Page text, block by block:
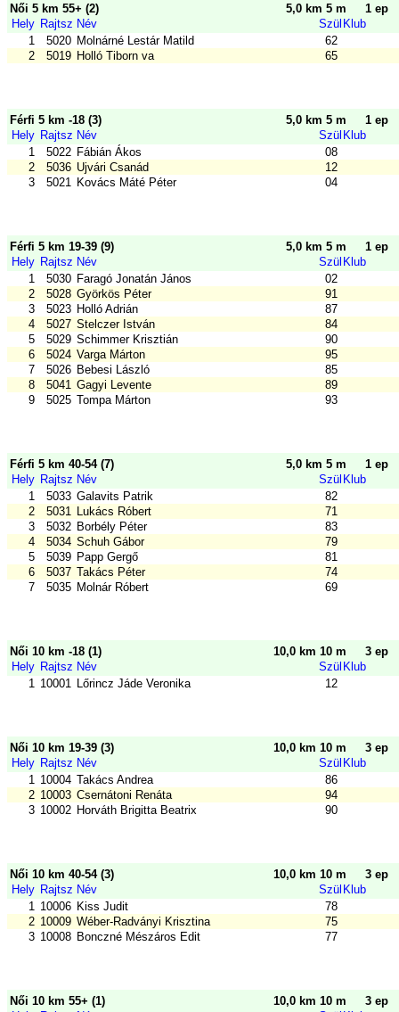
Női 5 km 55+ (2) 5,0 km 5 m
1 ep
Hely Rajtsz Név Szül Klub
1
5020 Molnárné Lestár Matild
62
2
5019 Holló Tiborn va 65
Férfi 5 km -18 (3) 5,0 km 5 m
1 ep
Hely Rajtsz Név Szül Klub
1
5022 Fábián Ákos
08
2
5036 Ujvári Csanád
12
3
5021 Kovács Máté Péter 04
Férfi 5 km 19-39 (9) 5,0 km 5 m
1 ep
Hely Rajtsz Név Szül Klub
1
5030 Faragó Jonatán János
02
2
5028 Györkös Péter
91
3
5023 Holló Adrián
87
4
5027 Stelczer István
84
5
5029 Schimmer Krisztián
90
6
5024 Varga Márton
95
7
5026 Bebesi László
85
8
5041 Gagyi Levente
89
9
5025 Tompa Márton 93
Férfi 5 km 40-54 (7) 5,0 km 5 m
1 ep
Hely Rajtsz Név Szül Klub
1
5033 Galavits Patrik
82
2
5031 Lukács Róbert
71
3
5032 Borbély Péter
83
4
5034 Schuh Gábor
79
5
5039 Papp Gergő
81
6
5037 Takács Péter
74
7
5035 Molnár Róbert 69
Női 10 km -18 (1) 10,0 km 10 m
3 ep
Hely Rajtsz Név Szül Klub
1 10001 Lőrincz Jáde Veronika 12
Női 10 km 19-39 (3) 10,0 km 10 m
3 ep
Hely Rajtsz Név Szül Klub
1 10004 Takács Andrea
86
2 10003 Csernátoni Renáta
94
3 10002 Horváth Brigitta Beatrix 90
Női 10 km 40-54 (3) 10,0 km 10 m
3 ep
Hely Rajtsz Név Szül Klub
1 10006 Kiss Judit
78
2 10009 Wéber-Radványi Krisztina
75
3 10008 Bonczné Mészáros Edit 77
Női 10 km 55+ (1) 10,0 km 10 m
3 ep